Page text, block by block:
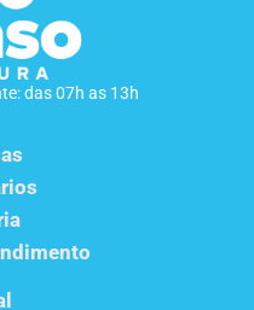
das 07h as 13h